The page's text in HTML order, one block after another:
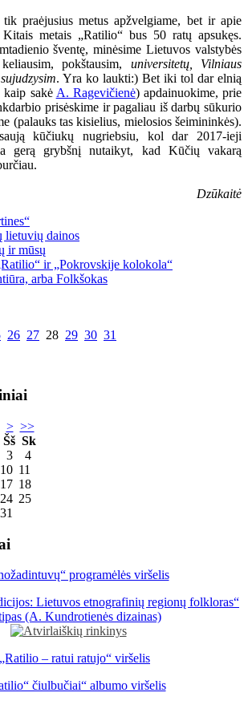
praėjusius metus apžvelgiame, bet ir apie
Kitais metais „Ratilio“ bus 50 ratų apsukęs.
šventę, minėsime Lietuvos valstybės
pokštausim, universitetų, Vilniaus
. Yra ko laukti:) Bet iki tol dar elnią
kaip sakė A. Ragevičienė) apdainuokime, prie
prisėskime ir pagaliau iš darbų sūkurio
(palauks tas kisielius, mielosios šeimininkės).
kūčiukų nugriebsiu, kol dar 2017-ieji
gerą grybšnį nutaikyt, kad Kūčių vakarą
Dzūkaitė
lietuvių dainos
ir mūsų
ir „Pokrovskije kolokola“
arba Folkšokas
26 27 28 29 30 31
> >>
Šš Sk
3
4
10 11
17 18
24 25
31